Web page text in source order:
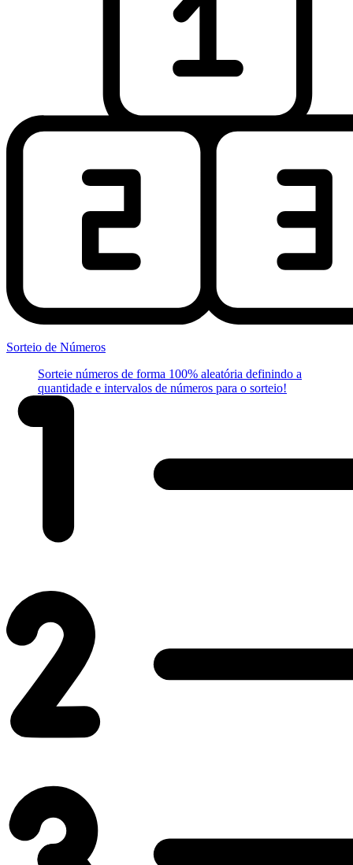
Sorteio de Números
Sorteie números de forma 100% aleatória definindo a
quantidade e intervalos de números para o sorteio!